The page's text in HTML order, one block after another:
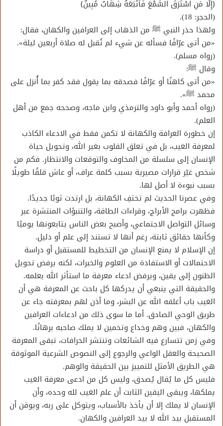
﴿إِلَّا مَنِ اسْتَرَقَ السَّمْعَ فَأَتْبَعَهُ شِهَابٌ مُبِينٌ﴾
(الحجر: 18).
ولهذا حذر النبي ﷺ من الذهاب إلى العرافين والكهان، فقال:
«من أتى عرّافًا فسأله عن شيء لم تُقبل له صلاة أربعين ليلة».
(رواه مسلم).
وقال ﷺ:
«من أتى كاهنًا أو عرّافًا فصدقه بما يقول فقد كفر بما أُنزل على
محمد ﷺ».
(رواه أحمد وأبو داود والترمذي وابن ماجه، وصححه جمع من أهل
العلم).
إن خطورة العرافة والكهانة لا تكمن فقط في الادعاء الكاذب
لمعرفة الغيب، بل في تعلق القلوب بغير الله، وتحويل حياة
الإنسان إلى سلسلة من المخاوف والتوقعات والانتظار. فكم من
شخص غيّر قرارات مصيرية بسبب كلمة عراف، أو عاش قلقًا طويلًا
بسبب نبوءة لا أصل لها.
وفي عصرنا الحديث لم تختفِ الكهانة، بل ارتدت ثوبًا جديدًا.
فظهرت برامج الأبراج، وقراءات الطاقة، والتنبؤات المنتشرة عبر
وسائل التواصل الاجتماعي، وأصبح بعض الناس يتابعونها يوميًا
وكأنها حقائق ثابتة، رغم أنها لا تستند إلى علم أو دليل.
إن الإسلام لا يمنع الإنسان من التخطيط للمستقبل أو دراسة
الاحتمالات أو الاستفادة من العلوم والخبرات، لكنه يرفض تحويل
الظنون إلى يقين، ويرفض ادعاء معرفة ما استأثر الله بعلمه.
والحقيقة التي ينبغي أن يدركها كل باحث عن المعرفة هي أن
الغيب باب أغلقه الله عن البشر، وما أذن لهم بمعرفته جاء عن
طريق الوحي الصادق. أما ما سوى ذلك من ادعاءات العرافين
والكهان، فبين وهم وخداع وتخمين لا يملك صاحبه برهانًا.
وفي زمن تتسارع فيه الشائعات وتنتشر الخرافات، تبقى المعرفة
الصحيحة والعقل الواعي والرجوع إلى النصوص الشرعية الموثوقة
هي الطريق الأمثل للتمييز بين الحقيقة والوهم.
فليس كل ما يُقال يُصدق، وليس كل من ادعى معرفة الغيب
يملكها، ويبقى اليقين الثابت أن علم الغيب لله وحده، وأن
الإنسان لا يملك إلا أن يأخذ بالأسباب، ويتوكل على ربه، ويوقن أن
المستقبل بيد الله لا بيد العرافين والكهان.